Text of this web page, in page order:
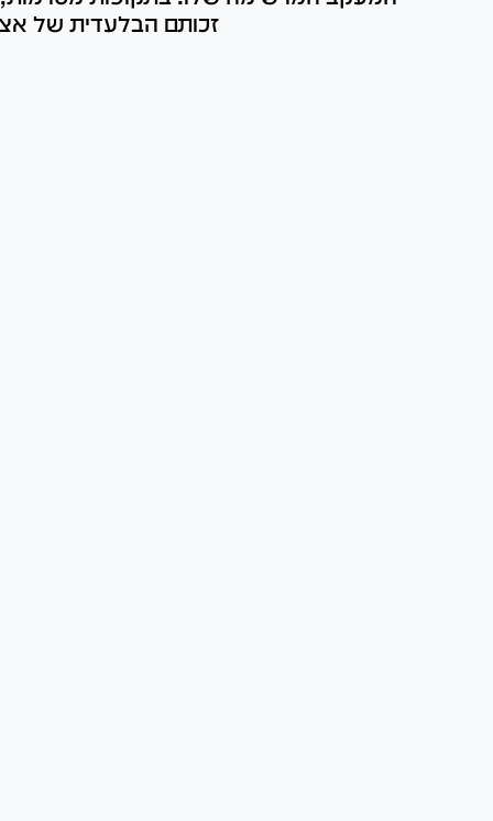
זכותם הבלעדית של